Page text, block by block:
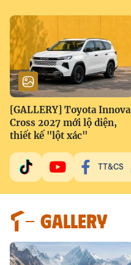
[GALLERY] Toyota Innova
Cross 2027 mới lộ diện,
thiết kế "lột xác"
TT&CS
GALLERY